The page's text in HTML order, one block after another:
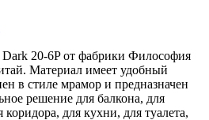
20-6P от фабрики Философия
Материал имеет удобный
в стиле мрамор и предназначен
решение для балкона, для
для кухни, для туалета,